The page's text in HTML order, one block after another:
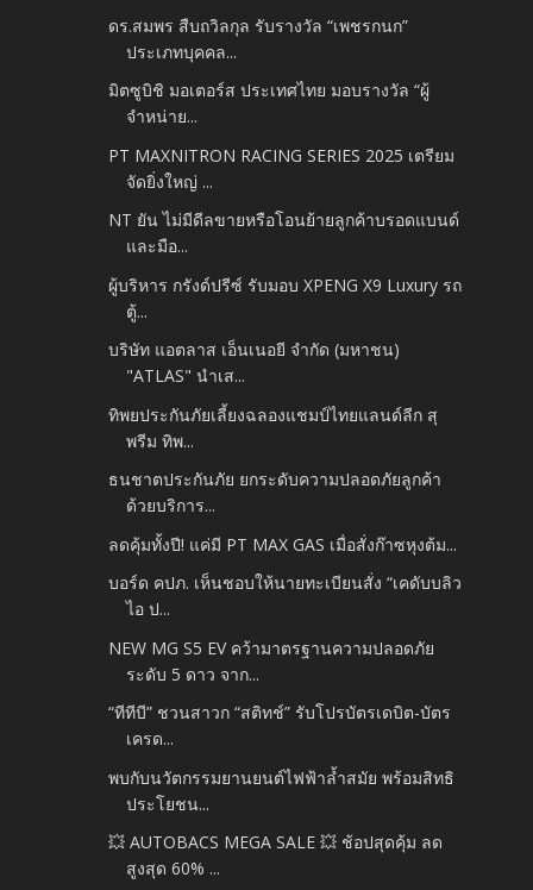
ดร.สมพร สืบถวิลกุล รับรางวัล “เพชรกนก”
ประเภทบุคคล...
มิตซูบิชิ มอเตอร์ส ประเทศไทย มอบรางวัล “ผู้
จำหน่าย...
PT MAXNITRON RACING SERIES 2025 เตรียม
จัดยิ่งใหญ่ ...
NT ยัน ไม่มีดีลขายหรือโอนย้ายลูกค้าบรอดแบนด์
และมือ...
ผู้บริหาร กรังด์ปรีซ์ รับมอบ XPENG X9 Luxury รถ
ตู้...
บริษัท แอตลาส เอ็นเนอยี จำกัด (มหาชน)
"ATLAS" นำเส...
ทิพยประกันภัยเลี้ยงฉลองแชมป์ไทยแลนด์ลีก สุ
พรีม ทิพ...
ธนชาตประกันภัย ยกระดับความปลอดภัยลูกค้า
ด้วยบริการ...
ลดคุ้มทั้งปี! แค่มี PT MAX GAS เมื่อสั่งก๊าซหุงต้ม...
บอร์ด คปภ. เห็นชอบให้นายทะเบียนสั่ง “เคดับบลิว
ไอ ป...
NEW MG S5 EV คว้ามาตรฐานความปลอดภัย
ระดับ 5 ดาว จาก...
“ทีทีบี” ชวนสาวก “สติทช์” รับโปรบัตรเดบิต-บัตร
เครด...
พบกับนวัตกรรมยานยนต์ไฟฟ้าล้ำสมัย พร้อมสิทธิ
ประโยชน...
💥 AUTOBACS MEGA SALE 💥 ช้อปสุดคุ้ม ลด
สูงสุด 60% ...